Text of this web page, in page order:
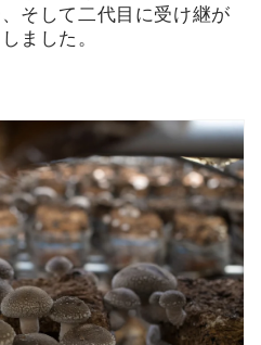
そして二代目に受け継が
ました。